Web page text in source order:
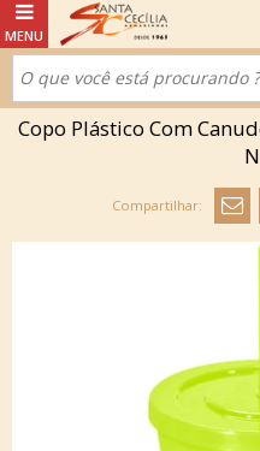
Copo Plástico Com